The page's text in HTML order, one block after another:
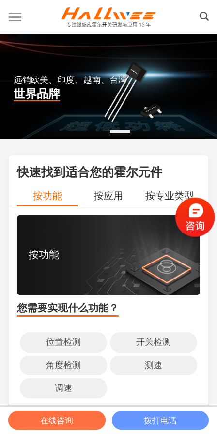
远销欧美、印度、越南、台湾
世界品牌
快速找到适合您的霍尔元件
按功能 按应用 按专业类型
按功能
您需要实现什么功能？
位置检测 开关检测
角度检测 测速
调速
帮我选型
获取报价
在线咨询 拨打电话